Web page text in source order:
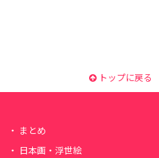
トップに戻る
まとめ
日本画・浮世絵